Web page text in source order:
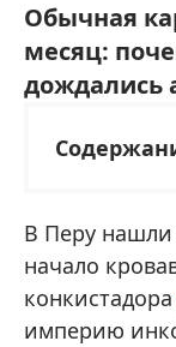
Обычная
месяц:
дождались
В Перу нашли
начало
конкистадора
империю